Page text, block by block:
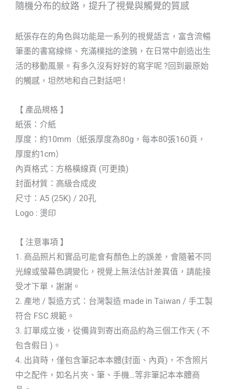
隨機分布的紋路，提升了視覺與觸覺的質感
紙張存在的角色與功能是一系列的視覺語言，富含流暢
筆墨的書寫線條、充滿樸拙的塗鴉，在日常中創造出生
活的移動風景。有多久沒有好好的寫字呢 ?回到最原始
的觸感，坦然地和自己對話吧 !
【 產品規格 】
紙張：介紙
厚度：約10mm（紙張厚度為80g，每本80張160頁，
厚度約1cm）
內頁格式：方格橫線頁 (可更換)
封面材質：高級合成皮
尺寸：A5 (25K) / 20孔
Logo : 燙印
【 注意事項 】
1. 商品照片和實品可能會有顏色上的誤差，會隨著不同
光線或螢幕色調變化，視覺上無法估計差異值，請能接
受才下單，謝謝。
2. 產地 / 製造方式：台灣製造 made in Taiwan / 手工製
符合 FSC 規範。
3. 訂單成立後，從備貨到寄出商品約為三個工作天 ( 不
包含假日 )。
4. 出貨時，僅包含筆記本本體(封面、內頁)，不含照片
中之配件，如名片夾、筆、手機…等非筆記本本體商